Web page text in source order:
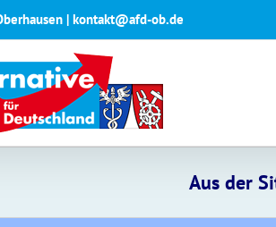
| kontakt@afd-ob.de
Aus der